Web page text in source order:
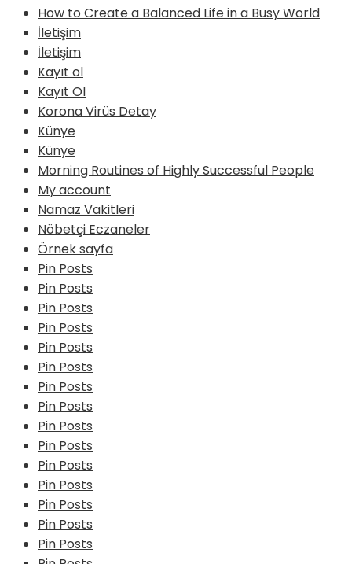
How to Create a Balanced Life in a Busy World
İletişim
İletişim
Kayıt ol
Kayıt Ol
Korona Virüs Detay
Künye
Künye
Morning Routines of Highly Successful People
My account
Namaz Vakitleri
Nöbetçi Eczaneler
Örnek sayfa
Pin Posts
Pin Posts
Pin Posts
Pin Posts
Pin Posts
Pin Posts
Pin Posts
Pin Posts
Pin Posts
Pin Posts
Pin Posts
Pin Posts
Pin Posts
Pin Posts
Pin Posts